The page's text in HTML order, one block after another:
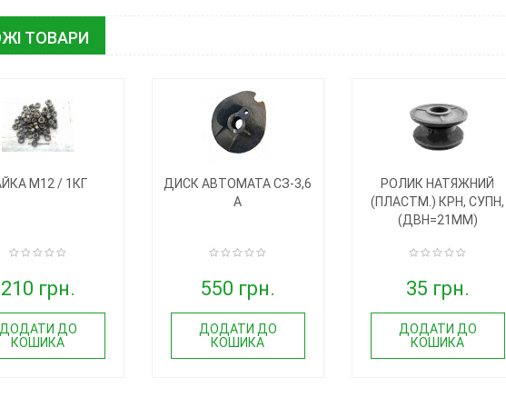
ТОВАРИ
М12 / 1КГ
210 грн.
ДОДАТИ ДО
КОШИКА
ДИСК АВТОМАТА СЗ-3,6
А
550 грн.
ДОДАТИ ДО
КОШИКА
РОЛИК НАТЯЖНИЙ
(ПЛАСТМ.) КРН, СУПН,
(ДВН=21ММ)
35 грн.
ДОДАТИ ДО
КОШИКА